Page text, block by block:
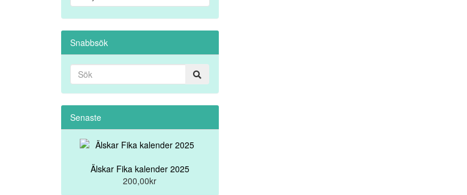
Snabbsök
Senaste
Älskar Fika kalender 2025
200,00kr